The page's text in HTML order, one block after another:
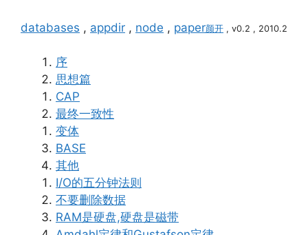
databases , appdir , node , paper颜开 , v0.2 , 2010.2
序
思想篇
CAP
最终一致性
变体
BASE
其他
I/O的五分钟法则
不要删除数据
RAM是硬盘,硬盘是磁带